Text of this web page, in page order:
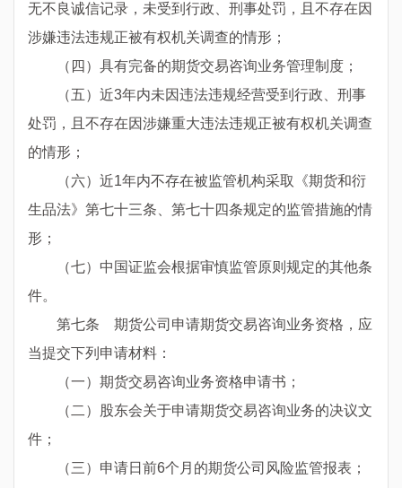
无不良诚信记录，未受到行政、刑事处罚，且不存在因
涉嫌违法违规正被有权机关调查的情形；
（四）具有完备的期货交易咨询业务管理制度；
（五）近3年内未因违法违规经营受到行政、刑事
处罚，且不存在因涉嫌重大违法违规正被有权机关调查
的情形；
（六）近1年内不存在被监管机构采取《期货和衍
生品法》第七十三条、第七十四条规定的监管措施的情
形；
（七）中国证监会根据审慎监管原则规定的其他条
件。
第七条 期货公司申请期货交易咨询业务资格，应
当提交下列申请材料：
（一）期货交易咨询业务资格申请书；
（二）股东会关于申请期货交易咨询业务的决议文
件；
（三）申请日前6个月的期货公司风险监管报表；